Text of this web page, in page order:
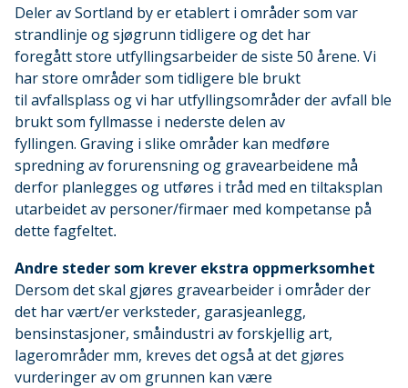
Deler av Sortland by er etablert i områder som var
strandlinje og sjøgrunn tidligere og det har
foregått store utfyllingsarbeider de siste 50 årene. Vi
har store områder som tidligere ble brukt
til avfallsplass og vi har utfyllingsområder der avfall ble
brukt som fyllmasse i nederste delen av
fyllingen. Graving i slike områder kan medføre
spredning av forurensning og gravearbeidene må
derfor planlegges og utføres i tråd med en tiltaksplan
utarbeidet av personer/firmaer med kompetanse på
dette fagfeltet.
Andre steder som krever ekstra oppmerksomhet
Dersom det skal gjøres gravearbeider i områder der
det har vært/er verksteder, garasjeanlegg,
bensinstasjoner, småindustri av forskjellig art,
lagerområder mm, kreves det også at det gjøres
vurderinger av om grunnen kan være